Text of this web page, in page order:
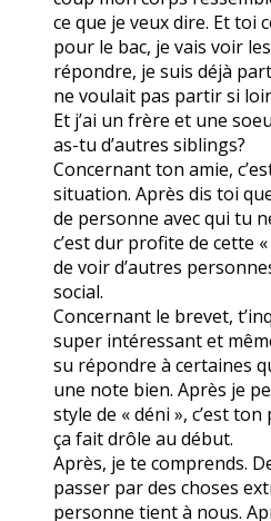
ce que je veux dire. Et toi
pour le bac, je vais voir
répondre, je suis déjà
ne voulait pas partir si
Et j’ai un frère et une
as-tu d’autres siblings?
Concernant ton amie,
situation. Après dis toi
de personne avec qui tu
c’est dur profite de cette
de voir d’autres
social.
Concernant le brevet,
super intéressant et
su répondre à certaines
une note bien. Après je
style de « déni », c’est
ça fait drôle au début.
Après, je te comprends.
passer par des choses
personne tient à nous.